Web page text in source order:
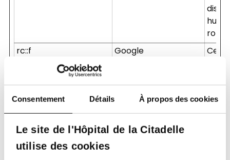
Consentement Détails À propos des cookies
Le site de l'Hôpital de la Citadelle
utilise des cookies
rc::f
Google
Ce
TS# [x5]
fondation.citadelle.be
jobs.citadelle.be